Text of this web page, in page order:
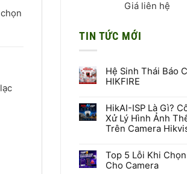
Giá liên hệ
TIN TỨC MỚI
Hệ Sinh Thái Báo
HIKFIRE
bình
luận
ở
Hệ
Báo
Cháy
HIKFIRE
HikAI-ISP Là Gì?
Xử Lý Hình Ảnh
Trên Camera
bình
luận
ở
Top 5 Lỗi Khi
Cho Camera